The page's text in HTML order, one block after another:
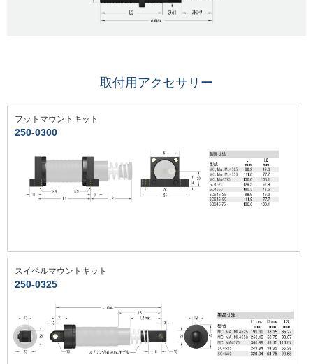
取付用アクセサリー
フットマウントキット
250-0300
スイベルマウントキット
250-0325